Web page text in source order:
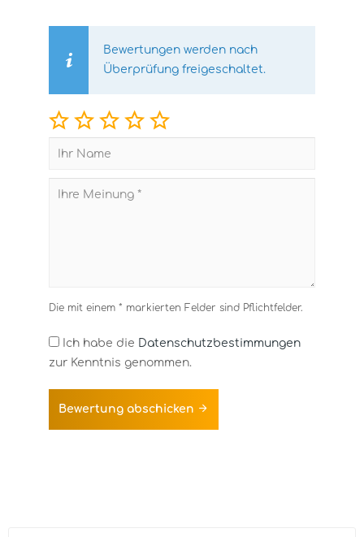
Bewertungen werden nach
Überprüfung freigeschaltet.
Die mit einem * markierten Felder sind Pflichtfelder.
Ich habe die Datenschutzbestimmungen
zur Kenntnis genommen.
Bewertung abschicken